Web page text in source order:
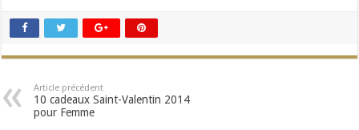
Article précédent
10 cadeaux Saint-Valentin 2014
pour Femme